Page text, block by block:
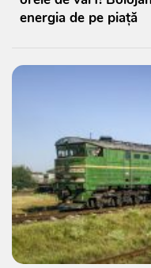
energia de pe piață